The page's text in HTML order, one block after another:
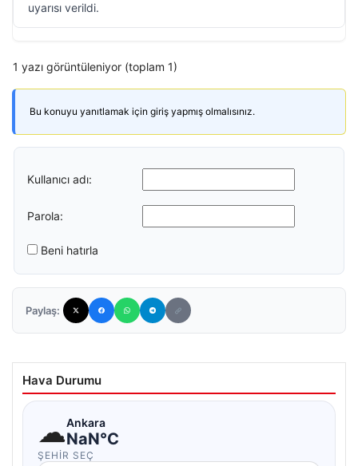
uyarısı verildi.
1 yazı görüntüleniyor (toplam 1)
Bu konuyu yanıtlamak için giriş yapmış olmalısınız.
Kullanıcı adı:
Parola:
Beni hatırla
Paylaş:
Hava Durumu
☁Ankara
NaN°C
ŞEHIR SEÇ